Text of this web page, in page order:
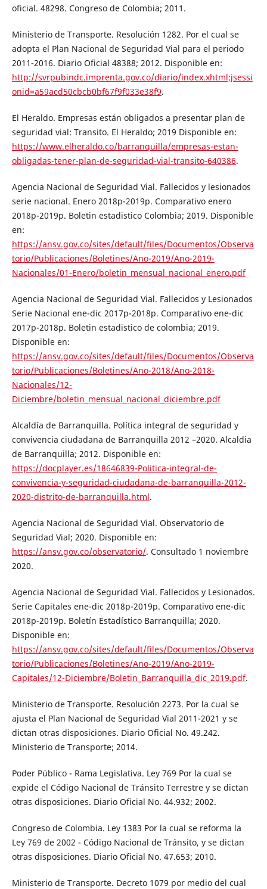
oficial. 48298. Congreso de Colombia; 2011.
Ministerio de Transporte. Resolución 1282. Por el cual se
adopta el Plan Nacional de Seguridad Vial para el periodo
2011-2016. Diario Oficial 48388; 2012. Disponible en:
http://svrpubindc.imprenta.gov.co/diario/index.xhtml;jsessi
onid=a59acd50cbcb0bf67f9f033e38f9.
El Heraldo. Empresas están obligados a presentar plan de
seguridad vial: Transito. El Heraldo; 2019 Disponible en:
https://www.elheraldo.co/barranquilla/empresas-estan-
obligadas-tener-plan-de-seguridad-vial-transito-640386.
Agencia Nacional de Seguridad Vial. Fallecidos y lesionados
serie nacional. Enero 2018p-2019p. Comparativo enero
2018p-2019p. Boletin estadistico Colombia; 2019. Disponible
en:
https://ansv.gov.co/sites/default/files/Documentos/Observa
torio/Publicaciones/Boletines/Ano-2019/Ano-2019-
Nacionales/01-Enero/boletin_mensual_nacional_enero.pdf
Agencia Nacional de Seguridad Vial. Fallecidos y Lesionados
Serie Nacional ene-dic 2017p-2018p. Comparativo ene-dic
2017p-2018p. Boletin estadistico de colombia; 2019.
Disponible en:
https://ansv.gov.co/sites/default/files/Documentos/Observa
torio/Publicaciones/Boletines/Ano-2018/Ano-2018-
Nacionales/12-
Diciembre/boletin_mensual_nacional_diciembre.pdf
Alcaldía de Barranquilla. Política integral de seguridad y
convivencia ciudadana de Barranquilla 2012 –2020. Alcaldia
de Barranquilla; 2012. Disponible en:
https://docplayer.es/18646839-Politica-integral-de-
convivencia-y-seguridad-ciudadana-de-barranquilla-2012-
2020-distrito-de-barranquilla.html.
Agencia Nacional de Seguridad Vial. Observatorio de
Seguridad Vial; 2020. Disponible en:
https://ansv.gov.co/observatorio/. Consultado 1 noviembre
2020.
Agencia Nacional de Seguridad Vial. Fallecidos y Lesionados.
Serie Capitales ene-dic 2018p-2019p. Comparativo ene-dic
2018p-2019p. Boletín Estadístico Barranquilla; 2020.
Disponible en:
https://ansv.gov.co/sites/default/files/Documentos/Observa
torio/Publicaciones/Boletines/Ano-2019/Ano-2019-
Capitales/12-Diciembre/Boletin_Barranquilla_dic_2019.pdf.
Ministerio de Transporte. Resolución 2273. Por la cual se
ajusta el Plan Nacional de Seguridad Vial 2011-2021 y se
dictan otras disposiciones. Diario Oficial No. 49.242.
Ministerio de Transporte; 2014.
Poder Público - Rama Legislativa. Ley 769 Por la cual se
expide el Código Nacional de Tránsito Terrestre y se dictan
otras disposiciones. Diario Oficial No. 44.932; 2002.
Congreso de Colombia. Ley 1383 Por la cual se reforma la
Ley 769 de 2002 - Código Nacional de Tránsito, y se dictan
otras disposiciones. Diario Oficial No. 47.653; 2010.
Ministerio de Transporte. Decreto 1079 por medio del cual